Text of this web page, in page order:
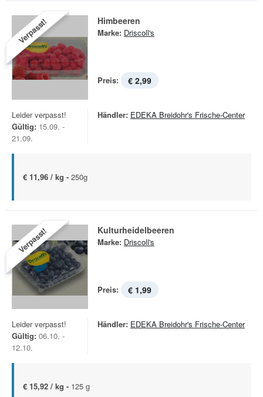
Verpasst! Himbeeren
Marke: Driscoll's
Preis: € 2,99
Leider verpasst!
Gültig: 15.09. -
21.09.
Händler: EDEKA Breidohr's Frische-Center
€ 11,96 / kg - 250g
Verpasst! Kulturheidelbeeren
Marke: Driscoll's
Preis: € 1,99
Leider verpasst!
Gültig: 06.10. -
12.10.
Händler: EDEKA Breidohr's Frische-Center
€ 15,92 / kg - 125 g